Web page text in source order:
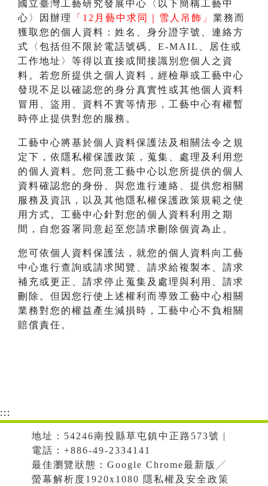
國立臺灣工藝研究發展中心〈以下簡稱工藝中
心〉因辦理
「12月藝中求同｜雪人吊飾」 業務而
獲取您的個人資料：姓名、身分證字號、連絡方
式〈包括但不限於電話號碼、E-MAIL、居住或
工作地址〉等得以直接或間接識別您個人之資
料。若您所提供之個人資料，經檢舉或工藝中心
發現不足以確認您的身分真實性或其他個人資料
冒用、盜用、資料不實等情形，工藝中心有權暫
時停止提供對您的服務。
工藝中心將基於個人資料保護法及相關法令之規
定下，依隱私權保護政策，蒐集、處理及利用您
的個人資料。您同意工藝中心以您所提供的個人
資料確認您的身份、與您進行連絡、提供您相關
服務及資訊，以及其他隱私權保護政策規範之使
用方式。工藝中心針對您的個人資料利用之期
間，自您簽署同意起至您請求刪除個資為止。
您可依個人資料保護法，就您的個人資料向工藝
中心進行查詢或請求閱覽、請求給複製本、請求
補充或更正、請求停止蒐集及處理與利用、請求
刪除。但因您行使上述權利而導致工藝中心相關
業務對您的權益產生減損時，工藝中心不負相關
賠償責任。
:::
地址：54246南投縣草屯鎮中正路573號 |
電話：+886-49-2334141
最佳瀏覽狀態：Google Chrome最新版╱
螢幕解析度1920x1080 隱私權及安全政策